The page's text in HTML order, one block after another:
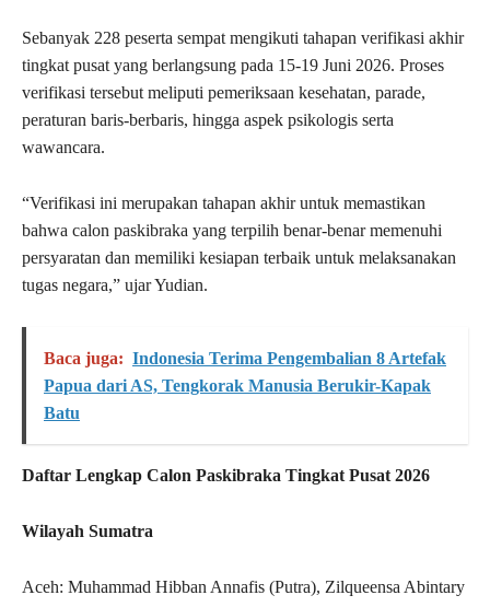
Sebanyak 228 peserta sempat mengikuti tahapan verifikasi akhir
tingkat pusat yang berlangsung pada 15-19 Juni 2026. Proses
verifikasi tersebut meliputi pemeriksaan kesehatan, parade,
peraturan baris-berbaris, hingga aspek psikologis serta
wawancara.
“Verifikasi ini merupakan tahapan akhir untuk memastikan
bahwa calon paskibraka yang terpilih benar-benar memenuhi
persyaratan dan memiliki kesiapan terbaik untuk melaksanakan
tugas negara,” ujar Yudian.
Baca juga: Indonesia Terima Pengembalian 8 Artefak
Papua dari AS, Tengkorak Manusia Berukir-Kapak
Batu
Daftar Lengkap Calon Paskibraka Tingkat Pusat 2026
Wilayah Sumatra
Aceh: Muhammad Hibban Annafis (Putra), Zilqueensa Abintary